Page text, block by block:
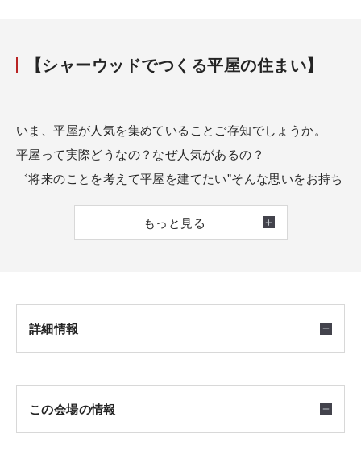
【シャーウッドでつくる平屋の住まい】
もっと見る
いま、平屋が人気を集めていることご存知でしょうか。
平屋って実際どうなの？なぜ人気があるの？
゛将来のことを考えて平屋を建てたい"そんな思いをお持ち
の方におすすめの相談会です。
平屋だからこそ気をつけたい土地探しのポイントもお伝え
【ご予約方法】
詳細情報
開催日時
この会場の情報